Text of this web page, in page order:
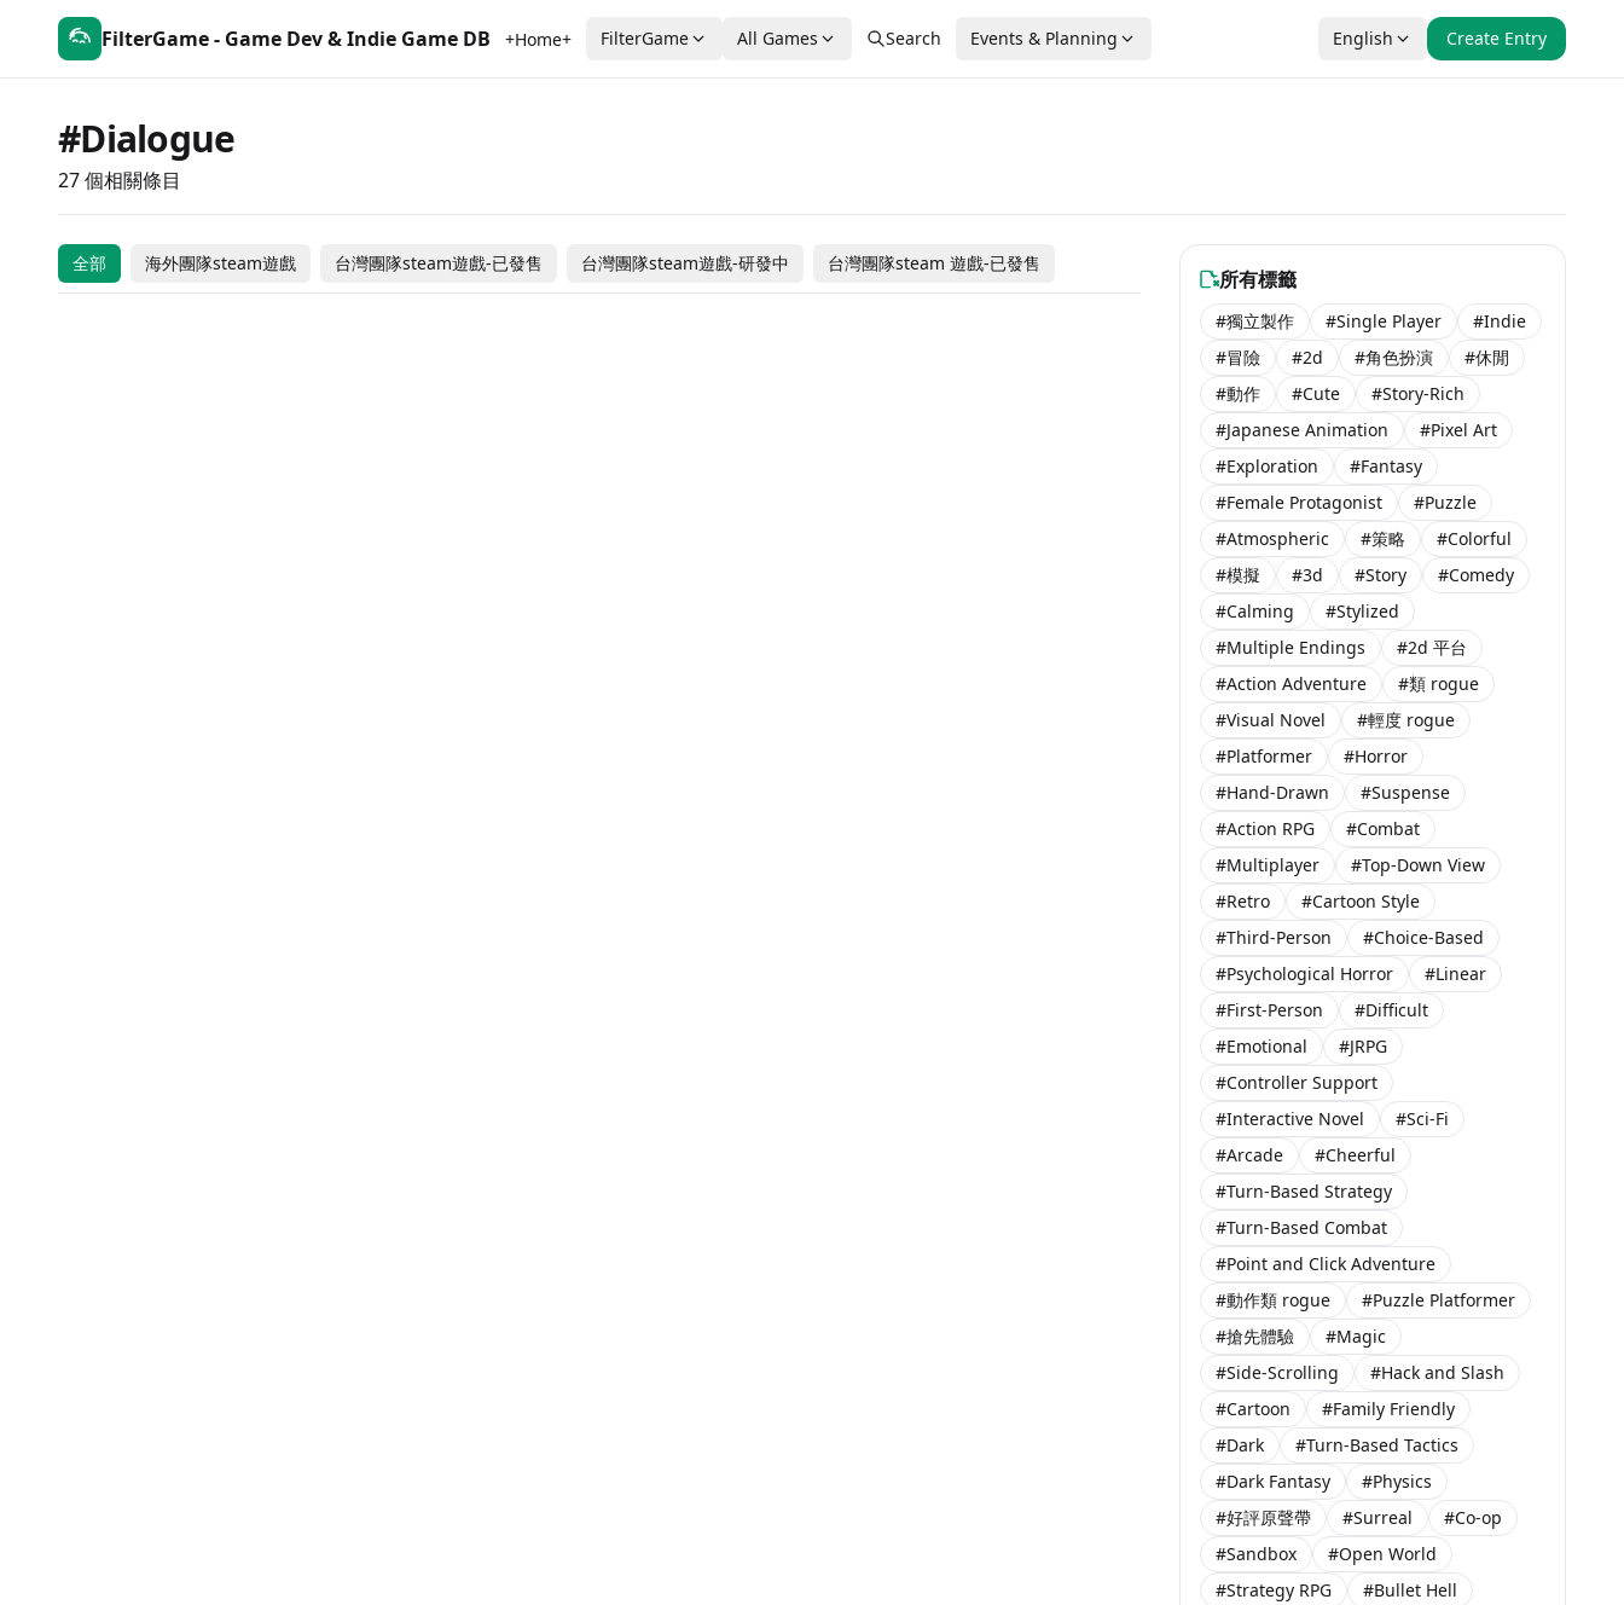
FilterGame - Game Dev & Indie Game DB +Home+ FilterGame All Games Search Events & Planning English Create Entry
#Dialogue
27 個相關條目
全部 海外團隊steam遊戲 台灣團隊steam遊戲-已發售 台灣團隊steam遊戲-研發中 台灣團隊steam 遊戲-已發售
Debug Your Heart 誰是中之人 Tail of Glory Tia: weird hunter
Star Leaping Story Chest Who is the Criminal 奔向繁星
ADVENTURE
The weird hunter
Date with Me
RPG
SHUNYA
Citizen Sleeper 2:
Starward Vector
Citizen Sleeper One Way
NEEDY GIRL
I Did Not Buy This
所有標籤
#獨立製作 #Single Player
#Indie
#冒險
#2d #角色扮演
#休閒
#動作
#Cute
#Story-Rich
#Japanese Animation
#Pixel Art
#Exploration
#Fantasy
#Female Protagonist
#Puzzle
#Atmospheric
#策略
#Colorful
#模擬
#3d #Story
#Comedy
#Calming
#Stylized
#Multiple Endings
#2d 平台
#Action Adventure
#類 rogue
#Visual Novel
#輕度 rogue
#Platformer
#Horror
#Hand-Drawn
#Suspense
#Action RPG
#Combat
#Multiplayer
#Top-Down View
#Retro
#Cartoon Style
#Third-Person
#Choice-Based
#Psychological Horror
#Linear
#First-Person
#Difficult
#Emotional
#JRPG
#Controller Support
#Interactive Novel
#Sci-Fi
#Arcade
#Cheerful
#Turn-Based Strategy
#Turn-Based Combat
#Point and Click Adventure
#動作類 rogue
#Puzzle Platformer
#搶先體驗
#Magic
#Side-Scrolling
#Hack and Slash
#Cartoon
#Family Friendly
#Dark
#Turn-Based Tactics
#Dark Fantasy
#Physics
#好評原聲帶
#Surreal
#Co-op
#Sandbox
#Open World
#Strategy RPG
#Bullet Hell